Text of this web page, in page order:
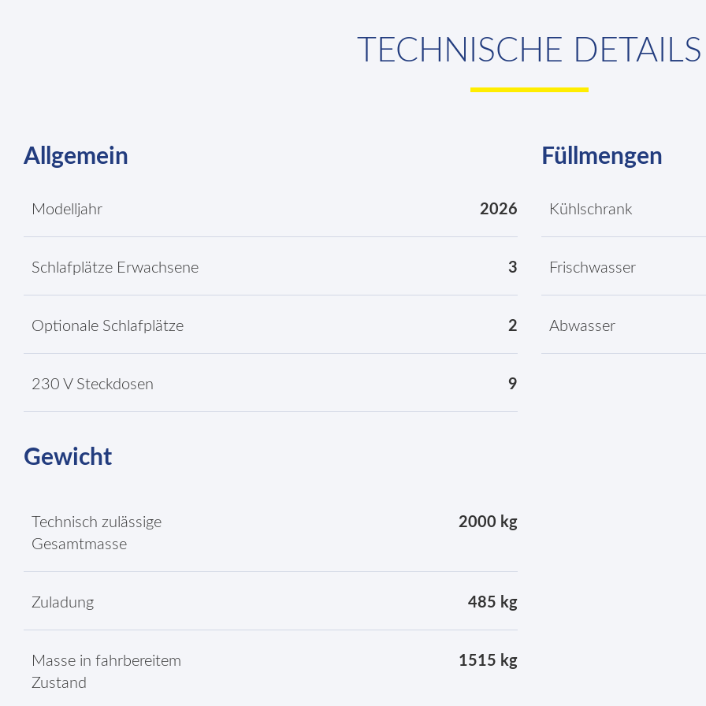
TECHNISCHE DETAILS
Allgemein
Modelljahr 2026
Schlafplätze Erwachsene 3
Optionale Schlafplätze 2
230 V Steckdosen 9
Gewicht
Technisch zulässige
Gesamtmasse
2000 kg
Zuladung 485 kg
Masse in fahrbereitem
Zustand
1515 kg
Füllmengen
Kühlschrank
Frischwasser
Abwasser